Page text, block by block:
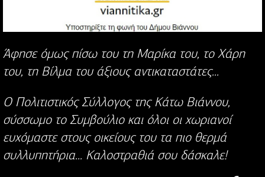
Άφησε όμως πίσω του τη Μαρίκα του, το Χάρη
του, τη Βίλμα του άξιους αντικαταστάτες...
Ο Πολιτιστικός Σύλλογος της Κάτω Βιάννου,
σύσσωμο το Συμβούλιο και όλοι οι χωριανοί
ευχόμαστε στους οικείους του τα πιο θερμά
συλλυπητήρια... Καλοστραθιά σου δάσκαλε!